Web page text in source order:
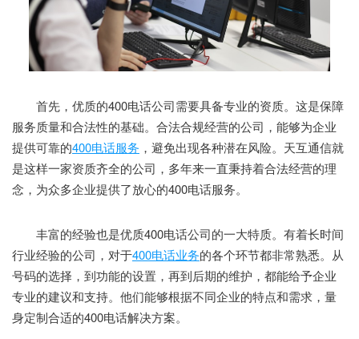
首先，优质的400电话公司需要具备专业的资质。这是保障
服务质量和合法性的基础。合法合规经营的公司，能够为企业
提供可靠的400电话服务 ，避免出现各种潜在风险。天互通信就
是这样一家资质齐全的公司，多年来一直秉持着合法经营的理
念，为众多企业提供了放心的400电话服务。
丰富的经验也是优质400电话公司的一大特质。有着长时间
行业经验的公司，对于400电话业务的各个环节都非常熟悉。从
号码的选择，到功能的设置，再到后期的维护，都能给予企业
专业的建议和支持。他们能够根据不同企业的特点和需求，量
身定制合适的400电话解决方案。